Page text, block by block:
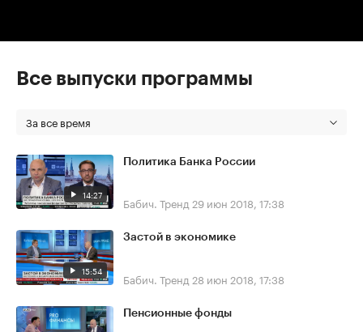
Все выпуски программы
За все время
14:27
Политика Банка России
Бабич. Тренд 29 июн 2018, 17:38
15:54
Застой в экономике
Бабич. Тренд 28 июн 2018, 17:38
Пенсионные фонды